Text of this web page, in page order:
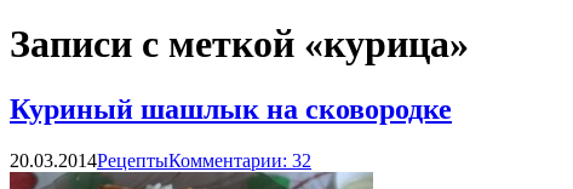
Записи с меткой «курица»
Куриный шашлык на сковородке
20.03.2014РецептыКомментарии: 32